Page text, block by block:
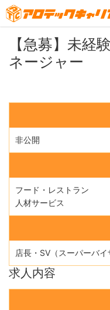
ホーム 求人検索 愛知県
【急募】未経
ネージャー
非公開
フード・レストラン
人材サービス
店長・SV（スーパーバイ
求人内容